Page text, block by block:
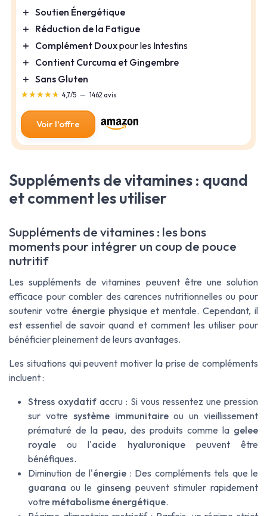
＋ Soutien Énergétique
＋ Réduction de la Fatigue
＋ Complément Douxpour les Intestins
＋ Contient Curcuma et Gingembre
＋ Sans Gluten
★★★★★
★★★★★ 4,7/5 — 1462 avis
Voir l'offre
Suppléments de vitamines : quand
et comment les utiliser
Suppléments de vitamines : les bons
moments pour intégrer un coup de pouce
nutritif
Les suppléments de vitamines peuvent être une solution
efficace pour combler des carences nutritionnelles ou pour
soutenir votre énergie physiqueet mentale. Cependant, il
est essentiel de savoir quand et comment les utiliser pour
bénéficier pleinement de leurs avantages.
Les situations qui peuvent motiver la prise de compléments
incluent :
Stress oxydatif accru : Si vous ressentez une pression
sur votre système immunitaireou un vieillissement
prématuré de la peau, des produits comme la gelee
royale ou l'acide hyaluroniquepeuvent être
bénéfiques.
Diminution de l'énergie : Des compléments tels que le
guarana ou le ginseng peuvent stimuler rapidement
votre métabolisme énergétique.